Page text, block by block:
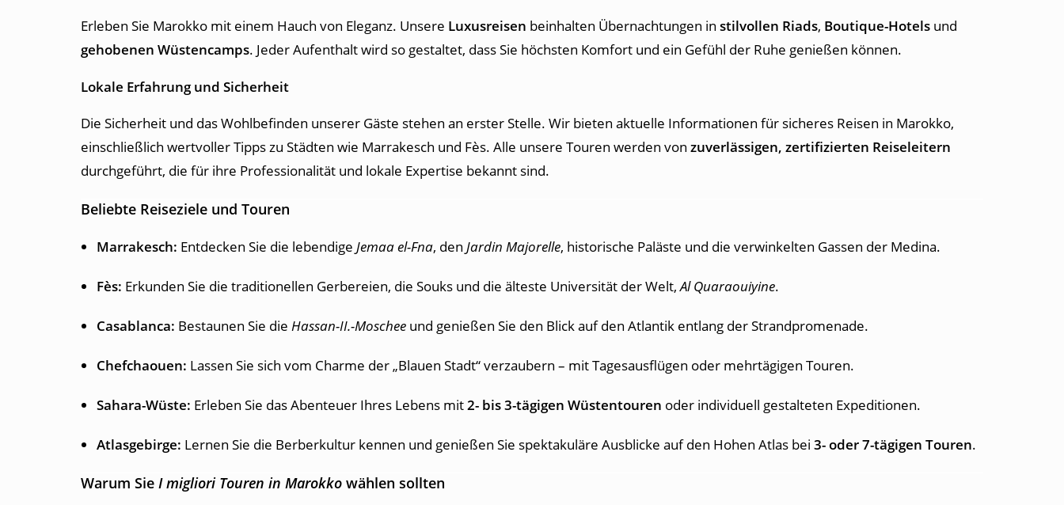
Erleben Sie Marokko mit einem Hauch von Eleganz. Unsere Luxusreisen beinhalten Übernachtungen in stilvollen Riads, Boutique-Hotels und
gehobenen Wüstencamps. Jeder Aufenthalt wird so gestaltet, dass Sie höchsten Komfort und ein Gefühl der Ruhe genießen können.
Lokale Erfahrung und Sicherheit
Die Sicherheit und das Wohlbefinden unserer Gäste stehen an erster Stelle. Wir bieten aktuelle Informationen für sicheres Reisen in Marokko,
einschließlich wertvoller Tipps zu Städten wie Marrakesch und Fès. Alle unsere Touren werden von zuverlässigen, zertifizierten Reiseleitern
durchgeführt, die für ihre Professionalität und lokale Expertise bekannt sind.
Beliebte Reiseziele und Touren
Marrakesch: Entdecken Sie die lebendige Jemaa el-Fna, den Jardin Majorelle, historische Paläste und die verwinkelten Gassen der Medina.
Fès: Erkunden Sie die traditionellen Gerbereien, die Souks und die älteste Universität der Welt,Al Quaraouiyine.
Casablanca: Bestaunen Sie die Hassan-II.-Moschee und genießen Sie den Blick auf den Atlantik entlang der Strandpromenade.
Chefchaouen: Lassen Sie sich vom Charme der „Blauen Stadt“ verzaubern – mit Tagesausflügen oder mehrtägigen Touren.
Sahara-Wüste: Erleben Sie das Abenteuer Ihres Lebens mit2- bis 3-tägigen Wüstentouren oder individuell gestalteten Expeditionen.
Atlasgebirge: Lernen Sie die Berberkultur kennen und genießen Sie spektakuläre Ausblicke auf den Hohen Atlas bei 3- oder 7-tägigen Touren.
Warum Sie I migliori Touren in Marokko wählen sollten